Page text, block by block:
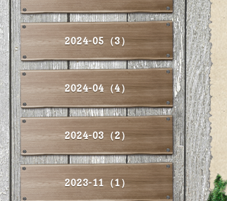
2024-05（3）
2024-04（4）
2024-03（2）
2023-11（1）